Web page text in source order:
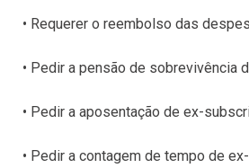
• Requerer o reembolso das
• Pedir a pensão de sobrevivência
• Pedir a aposentação de ex-
• Pedir a contagem de tempo de